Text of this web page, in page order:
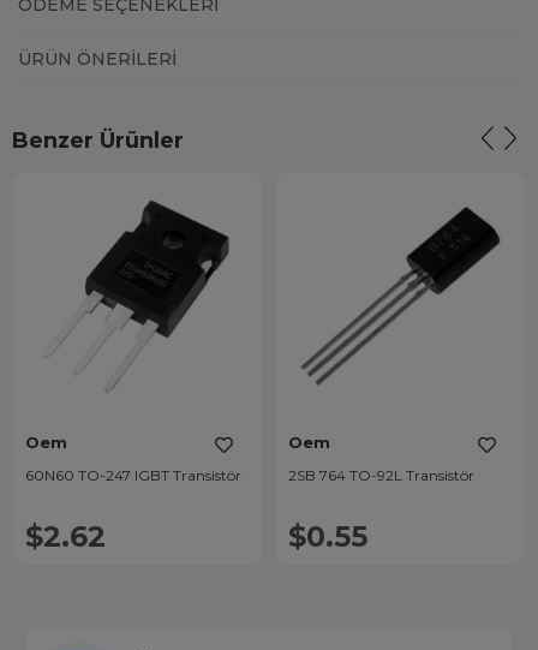
ÖDEME SEÇENEKLERI
ÜRÜN ÖNERILERI
Benzer Ürünler
Oem
60N60 TO-247 IGBT Transistör
$2.62
Oem
2SB 764 TO-92L Transistör
$0.55